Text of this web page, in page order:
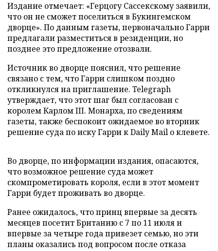
Издание отмечает: «Герцогу Сассекскому заявили,
что он не сможет поселиться в Букингемском
дворце». По данным газеты, первоначально Гарри
предлагали разместиться в резиденции, но
позднее это предложение отозвали.
Источник во дворце пояснил, что решение
связано с тем, что Гарри слишком поздно
откликнулся на приглашение. Telegraph
утверждает, что этот шаг был согласован с
королем Карлом III. Монарха, по сведениям
газеты, также беспокоит ожидаемое во вторник
решение суда по иску Гарри к Daily Mail о клевете.
Во дворце, по информации издания, опасаются,
что возможное решение суда может
скомпрометировать короля, если в этот момент
Гарри будет проживать во дворце.
Ранее ожидалось, что принц впервые за десять
месяцев посетит Британию с 7 по 11 июля и
впервые за четыре года привезет семью, но эти
планы оказались под вопросом после отказа